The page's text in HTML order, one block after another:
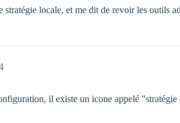
stratégie locale, et me dit de revoir les outils
il existe un icone appelé